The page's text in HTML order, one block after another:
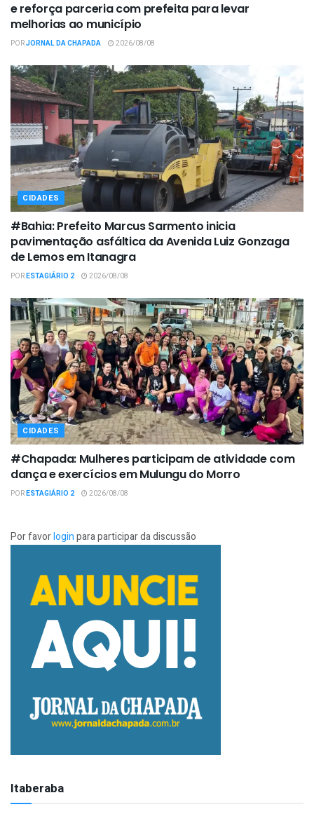
e reforça parceria com prefeita para levar
melhorias ao município
PORJORNAL DA CHAPADA 2026/08/08
CIDADES
#Bahia: Prefeito Marcus Sarmento inicia
pavimentação asfáltica da Avenida Luiz Gonzaga
de Lemos em Itanagra
PORESTAGIÁRIO 2 2026/08/08
CIDADES
#Chapada: Mulheres participam de atividade com
dança e exercícios em Mulungu do Morro
PORESTAGIÁRIO 2 2026/08/08
Por favorloginpara participar da discussão
Itaberaba